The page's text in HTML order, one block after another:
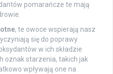
pomarańcze te mają
, te owoce wspierają nasz
się do poprawy
w ich składzie
oznak starzenia, takich jak
wpływają one na